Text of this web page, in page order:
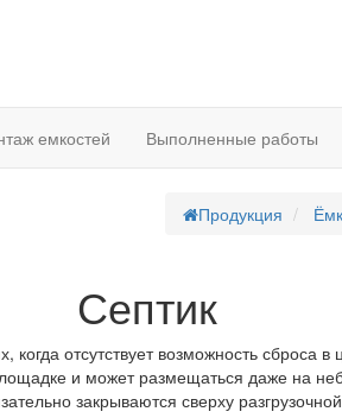
емкостей Выполненные работы
Продукция
Септик
отсутствует возможность сброса
и может размещаться даже на
закрываются сверху